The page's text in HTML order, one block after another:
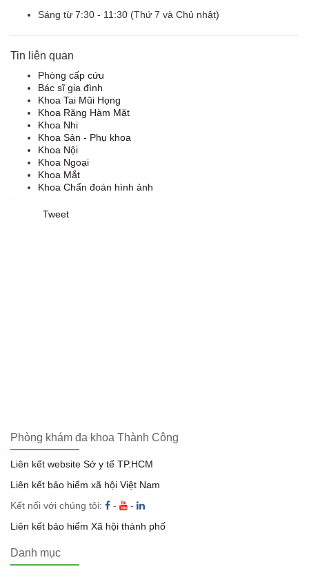
Sáng từ 7:30 - 11:30 (Thứ 7 và Chủ nhật)
Tin liên quan
Phòng cấp cứu
Bác sĩ gia đình
Khoa Tai Mũi Họng
Khoa Răng Hàm Mặt
Khoa Nhi
Khoa Sản - Phụ khoa
Khoa Nội
Khoa Ngoại
Khoa Mắt
Khoa Chẩn đoán hình ảnh
Tweet
Phòng khám đa khoa Thành Công
Liên kết website Sở y tế TP.HCM
Liên kết bảo hiểm xã hội Việt Nam
Kết nối với chúng tôi:
-
-
Liên kết bảo hiểm Xã hội thành phố
Danh mục